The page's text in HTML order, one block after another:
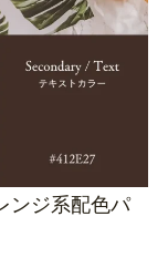
ンジ系配色パ